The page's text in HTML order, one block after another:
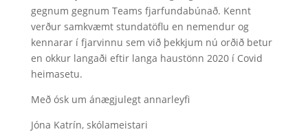
gegnum gegnum Teams fjarfundabúnað. Kennt
verður samkvæmt stundatöflu en nemendur og
kennarar í fjarvinnu sem við þekkjum nú orðið betur
en okkur langaði eftir langa haustönn 2020 í Covid
heimasetu.
Með ósk um ánægjulegt annarleyfi
Jóna Katrín, skólameistari